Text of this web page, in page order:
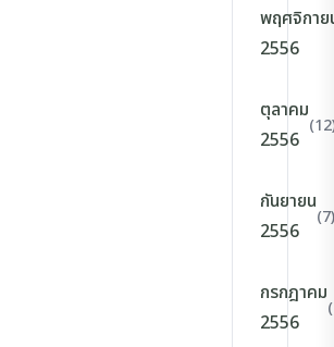
พฤศจิกาย
2556
ตุลาคม
2556
กันยายน
2556
(7)
กรกฎาคม
2556